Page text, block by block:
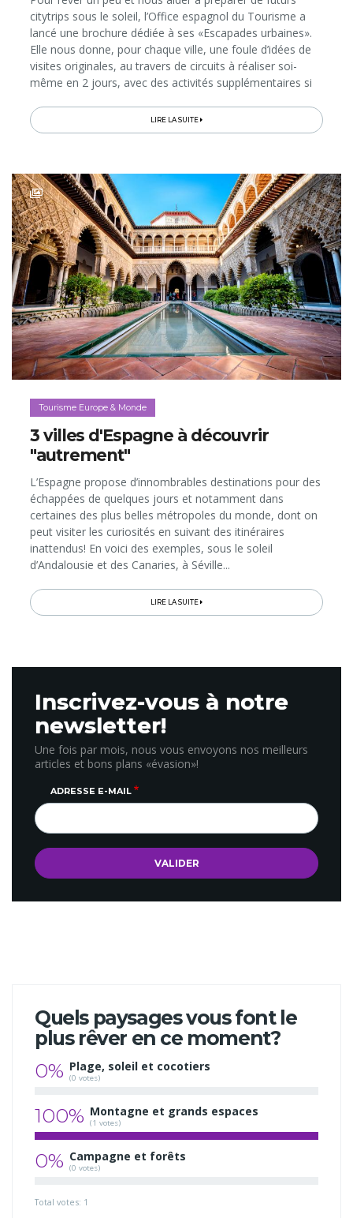
citytrips sous le soleil, l’Office espagnol du Tourisme a
lancé une brochure dédiée à ses «Escapades urbaines».
Elle nous donne, pour chaque ville, une foule d’idées de
visites originales, au travers de circuits à réaliser soi-
même en 2 jours, avec des activités supplémentaires si
l’honneur sont Madrid, Barcelone, Séville, Malaga,
Bilbao, Valence et Palma de Majorque, toutes
LIRE LA SUITE
Tourisme Europe & Monde
3 villes d'Espagne à découvrir
"autrement"
L’Espagne propose d’innombrables destinations pour des
échappées de quelques jours et notamment dans
certaines des plus belles métropoles du monde, dont on
peut visiter les curiosités en suivant des itinéraires
inattendus! En voici des exemples, sous le soleil
d’Andalousie et des Canaries, à Séville...
LIRE LA SUITE
Inscrivez-vous à notre
newsletter!
Une fois par mois, nous vous envoyons nos meilleurs
articles et bons plans «évasion»!
ADRESSE E-MAIL
Quels paysages vous font le
plus rêver en ce moment?
0% Plage, soleil et cocotiers
(0 votes)
100% Montagne et grands espaces
(1 votes)
0% Campagne et forêts
(0 votes)
Total votes: 1